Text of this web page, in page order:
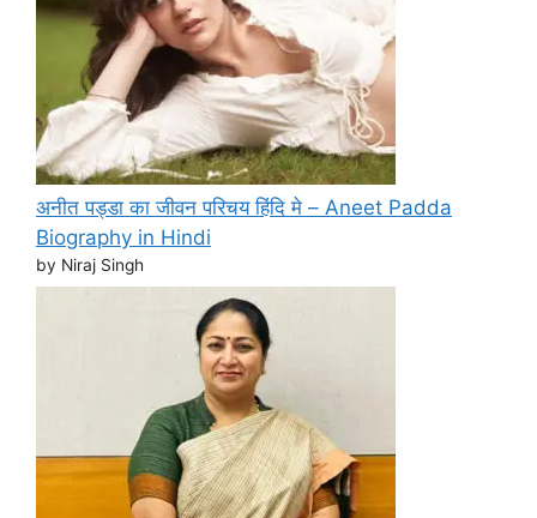
अनीत पड्डा का जीवन परिचय हिंदि मे – Aneet Padda
Biography in Hindi
by Niraj Singh